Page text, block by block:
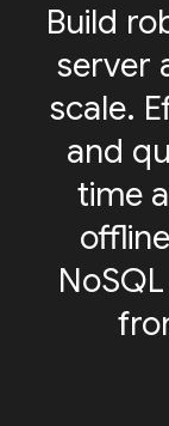
Build
server
scale.
and
time